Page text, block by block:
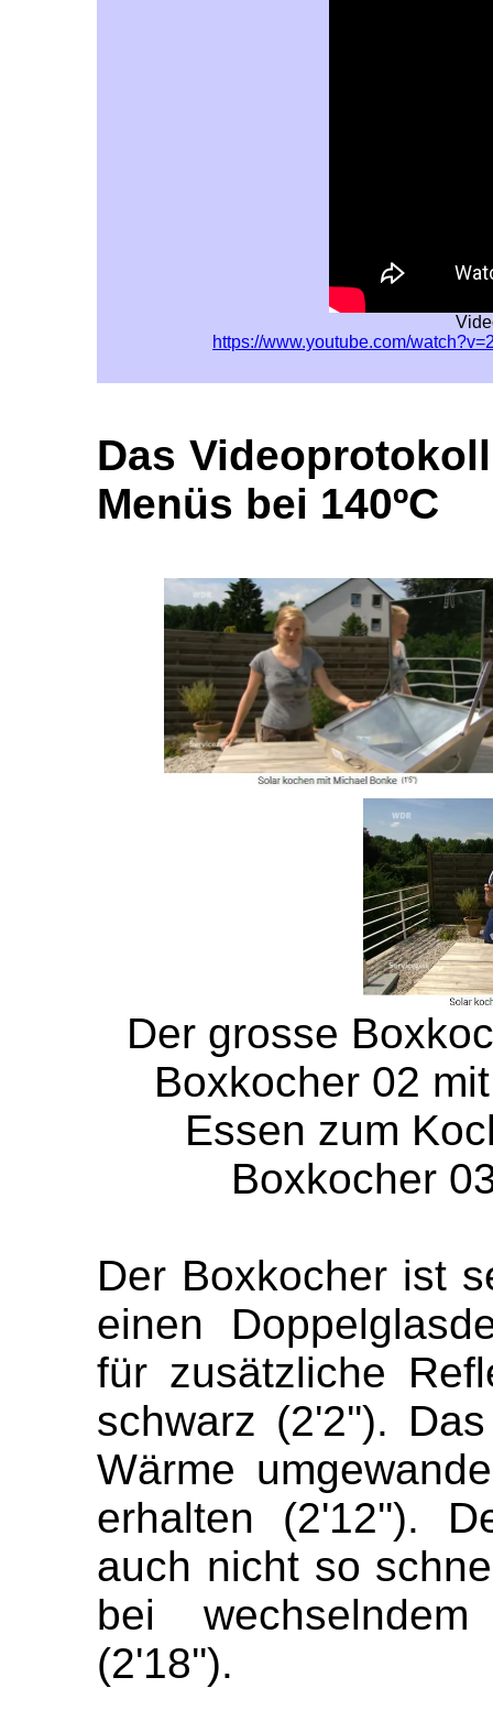
https://www.youtube.com/
Das
Menüs bei 140ºC
Der grosse
Boxkocher 02
Essen zum
Boxkocher
Der Boxkocher ist
einen
für zusätzliche
schwarz (2'2'').
Wärme
erhalten (2'12'').
auch nicht so
bei
(2'18'').